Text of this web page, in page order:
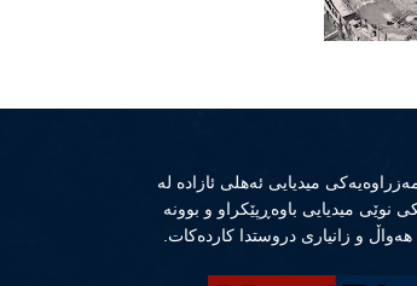
میدیایی ئەهلی ئازادە لە
نوێی میدیایی باوەڕپێكراو و بوونە
و زانیاری دروستدا كاردەكات.